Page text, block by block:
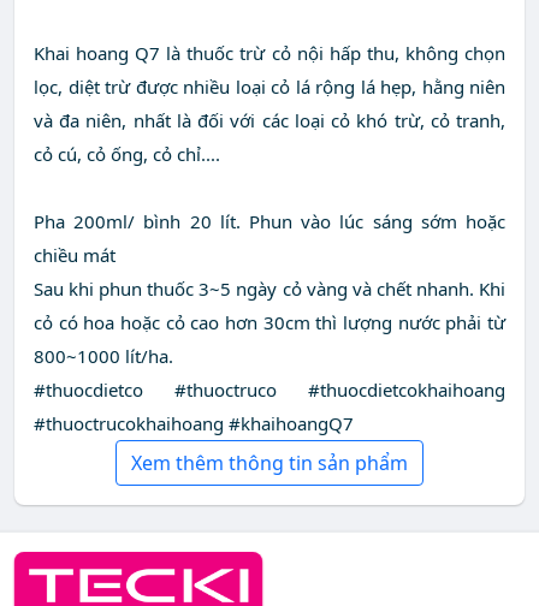
Khai hoang Q7 là thuốc trừ cỏ nội hấp thu, không chọn
lọc, diệt trừ được nhiều loại cỏ lá rộng lá hẹp, hằng niên
và đa niên, nhất là đối với các loại cỏ khó trừ, cỏ tranh,
cỏ cú, cỏ ống, cỏ chỉ....
Pha 200ml/ bình 20 lít. Phun vào lúc sáng sớm hoặc
chiều mát
Sau khi phun thuốc 3~5 ngày cỏ vàng và chết nhanh. Khi
cỏ có hoa hoặc cỏ cao hơn 30cm thì lượng nước phải từ
800~1000 lít/ha.
#thuocdietco #thuoctruco #thuocdietcokhaihoang
#thuoctrucokhaihoang #khaihoangQ7
Xem thêm thông tin sản phẩm